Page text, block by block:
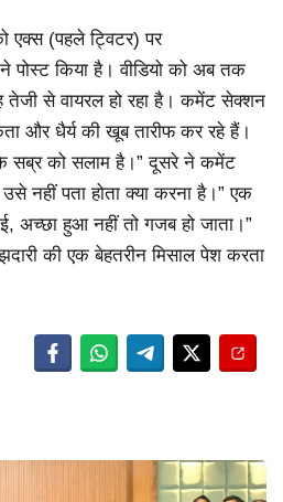
एक्स (पहले ट्विटर) पर
किया है। वीडियो को अब तक
से वायरल हो रहा है। कमेंट सेक्शन
और धैर्य की खूब तारीफ कर रहे हैं।
सब्र को सलाम है।” दूसरे ने कमेंट
नहीं पता होता क्या करना है।” एक
अच्छा हुआ नहीं तो गजब हो जाता।”
की एक बेहतरीन मिसाल पेश करता